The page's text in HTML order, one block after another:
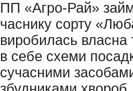
ПП «Агро-Рай»
часнику сорту
виробилась власна
в себе схеми
сучасними